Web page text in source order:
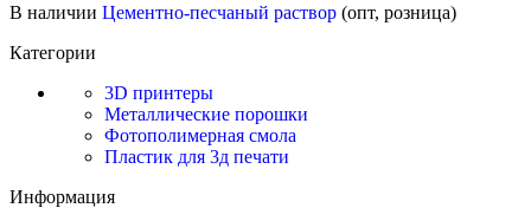
В наличии Цементно-песчаный раствор (опт, розница)
Категории
3D принтеры
Металлические порошки
Фотополимерная смола
Пластик для 3д печати
Информация